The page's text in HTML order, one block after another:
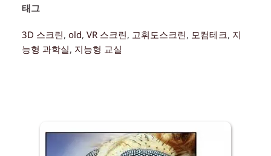
태그
3D 스크린, old, VR 스크린, 고휘도스크린, 모컴테크, 지
능형 과학실, 지능형 교실